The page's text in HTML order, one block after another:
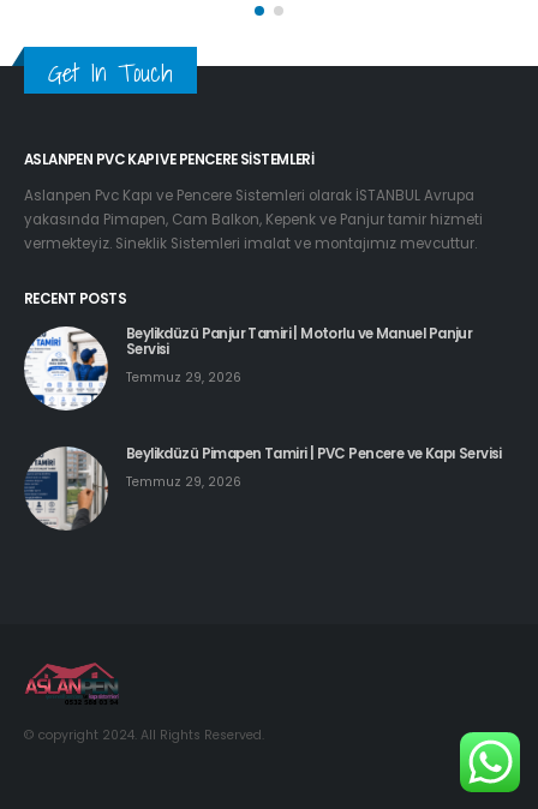
Get In Touch
ASLANPEN PVC KAPI VE PENCERE SISTEMLERI
Aslanpen Pvc Kapı ve Pencere Sistemleri olarak İSTANBUL Avrupa
yakasında Pimapen, Cam Balkon, Kepenk ve Panjur tamir hizmeti
vermekteyiz. Sineklik Sistemleri imalat ve montajımız mevcuttur.
RECENT POSTS
Beylikdüzü Panjur Tamiri | Motorlu ve Manuel Panjur
Servisi
Temmuz 29, 2026
Beylikdüzü Pimapen Tamiri | PVC Pencere ve Kapı Servisi
Temmuz 29, 2026
© copyright 2024. All Rights Reserved.